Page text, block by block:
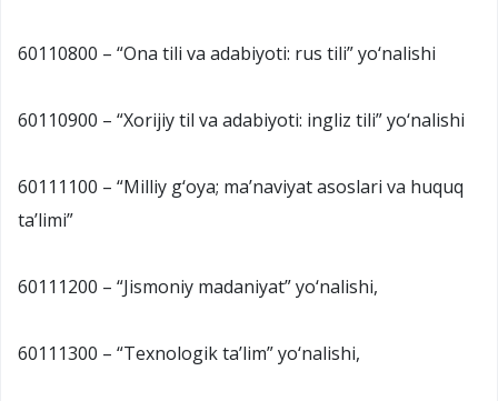
60110800 – “Ona tili va adabiyoti: rus tili” yo‘nalishi
60110900 – “Xorijiy til va adabiyoti: ingliz tili” yo‘nalishi
60111100 – “Milliy g‘oya; ma’naviyat asoslari va huquq
ta’limi”
60111200 – “Jismoniy madaniyat” yo‘nalishi,
60111300 – “Texnologik ta’lim” yo‘nalishi,